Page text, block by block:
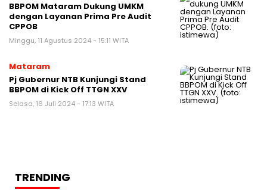
BBPOM Mataram Dukung UMKM
dengan Layanan Prima Pre Audit
CPPOB
Minggu, 11 Agustus 2024 - 15:11 WITA
Mataram
Pj Gubernur NTB Kunjungi Stand
BBPOM di Kick Off TTGN XXV
Selasa, 16 Juli 2024 - 17:13 WITA
TRENDING